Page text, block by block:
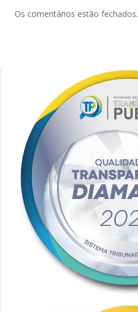
Os comentários estão fechados.